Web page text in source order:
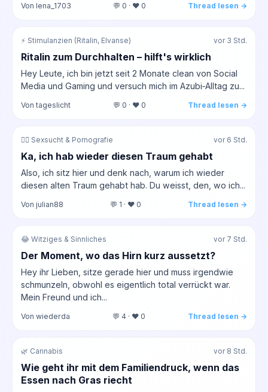
Von lena_1703 💬 0 · ❤️ 0 Thread lesen →
⚡ Stimulanzien (Ritalin, Elvanse) vor 3 Std.
Ritalin zum Durchhalten – hilft's wirklich
Hey Leute, ich bin jetzt seit 2 Monate clean von Social
Media und Gaming und versuch mich im Azubi‑Alltag zu...
Von tageslicht 💬 0 · ❤️ 0 Thread lesen →
❤️‍🔥 Sexsucht & Pornografie vor 6 Std.
Ka, ich hab wieder diesen Traum gehabt
Also, ich sitz hier und denk nach, warum ich wieder
diesen alten Traum gehabt hab. Du weisst, den, wo ich...
Von julian88 💬 1 · ❤️ 0 Thread lesen →
😂 Witziges & Sinnliches vor 7 Std.
Der Moment, wo das Hirn kurz aussetzt?
Hey ihr Lieben, sitze gerade hier und muss irgendwie
schmunzeln, obwohl es eigentlich total verrückt war.
Mein Freund und ich...
Von wiederda 💬 4 · ❤️ 0 Thread lesen →
🌿 Cannabis vor 8 Std.
Wie geht ihr mit dem Familiendruck, wenn das
Essen nach Gras riecht